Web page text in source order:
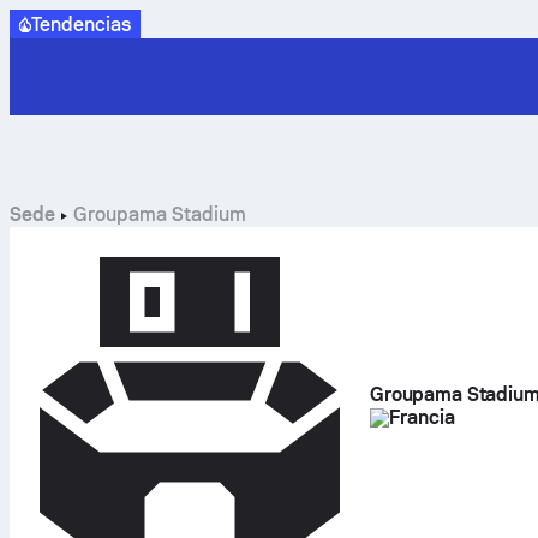
Tendencias
Sede Groupama Stadium
Groupama
Francia